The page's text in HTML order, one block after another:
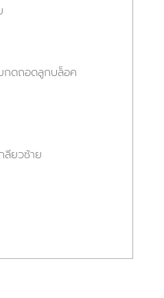
ดถอดลูกบล็อค
ลียวซ้าย